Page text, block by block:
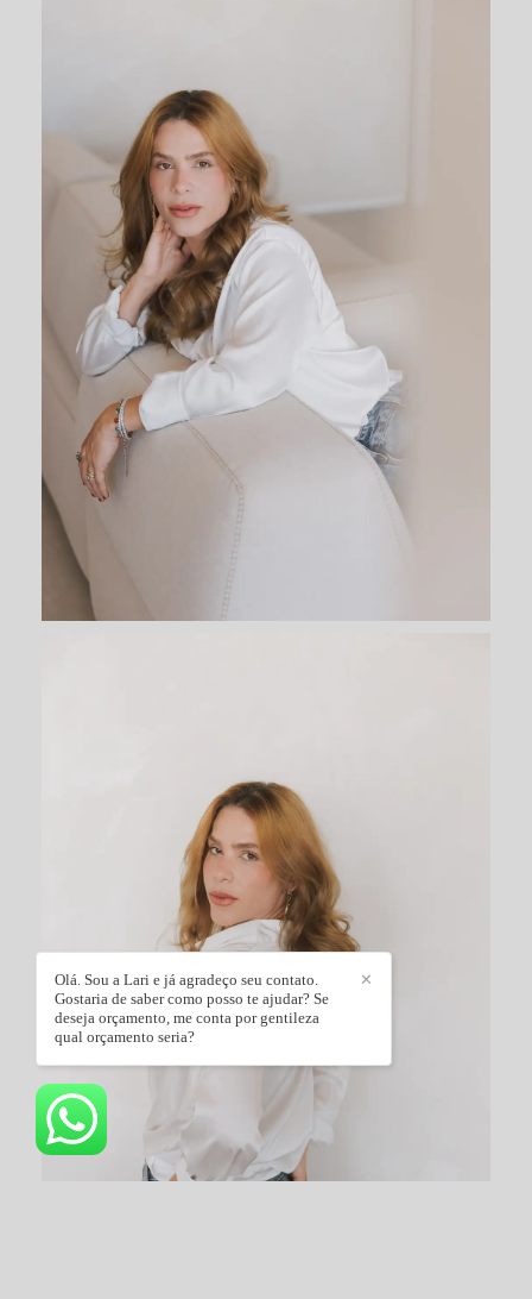
✕
Olá. Sou a Lari e já agradeço seu contato.
Gostaria de saber como posso te ajudar? Se
deseja orçamento, me conta por gentileza
qual orçamento seria?